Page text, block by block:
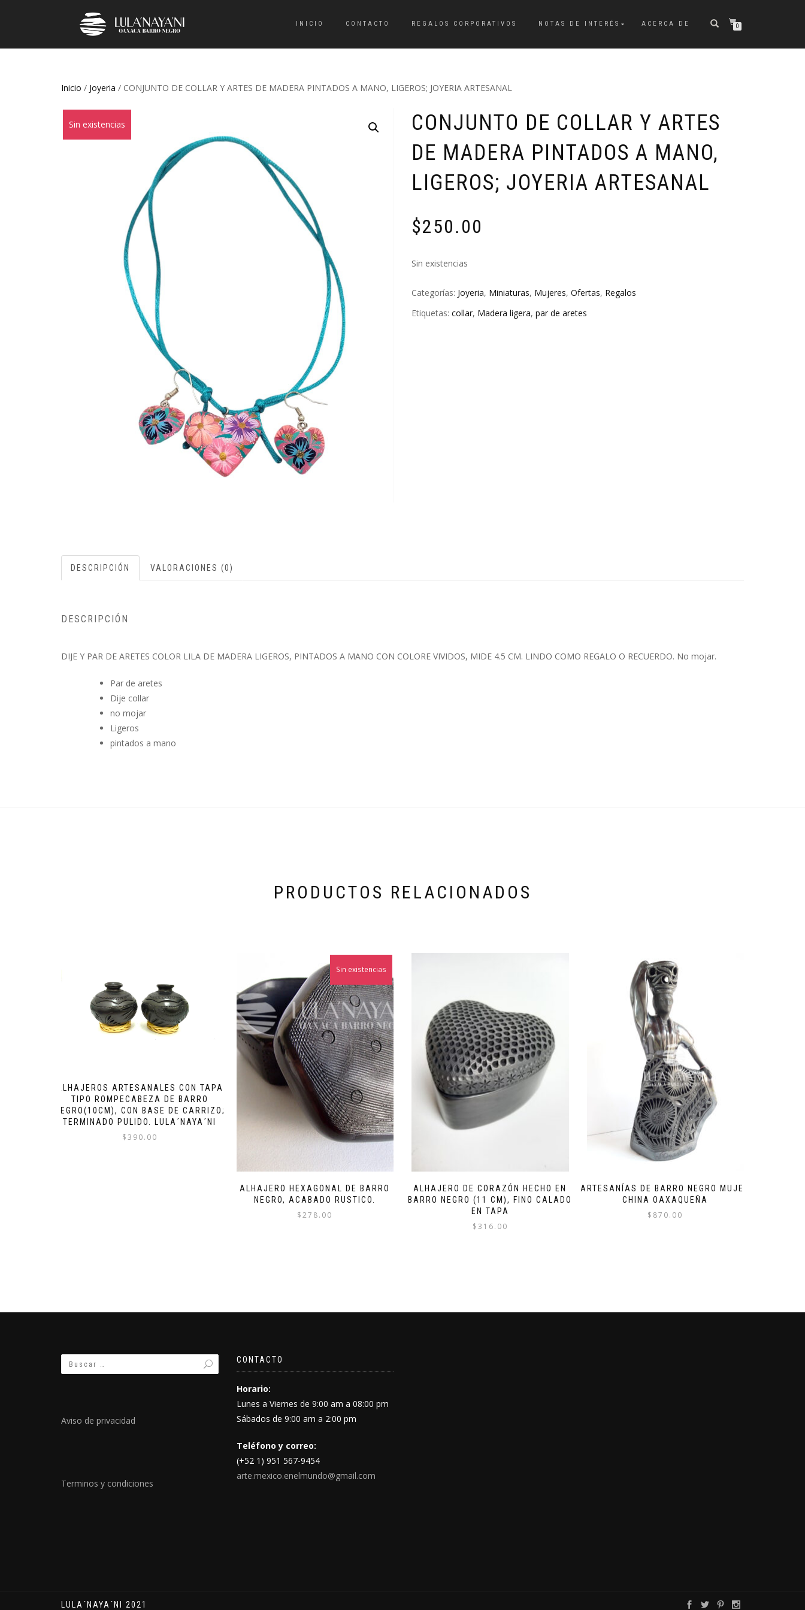
INICIO CONTACTO REGALOS CORPORATIVOS NOTAS DE INTERÉS ACERCA DE 0
Inicio / Joyeria / CONJUNTO DE COLLAR Y ARTES DE MADERA PINTADOS A MANO, LIGEROS; JOYERIA ARTESANAL
Sin existencias
CONJUNTO DE COLLAR Y ARTES
DE MADERA PINTADOS A MANO,
LIGEROS; JOYERIA ARTESANAL
$250.00
Sin existencias
Categorías: Joyeria, Miniaturas, Mujeres, Ofertas, Regalos
Etiquetas: collar, Madera ligera, par de aretes
DESCRIPCIÓN VALORACIONES (0)
DESCRIPCIÓN
DIJE Y PAR DE ARETES COLOR LILA DE MADERA LIGEROS, PINTADOS A MANO CON COLORE VIVIDOS, MIDE 4.5 CM. LINDO COMO REGALO O RECUERDO. No mojar.
Par de aretes
Dije collar
no mojar
Ligeros
pintados a mano
PRODUCTOS RELACIONADOS
ALHAJEROS ARTESANALES CON TAPA
TIPO ROMPECABEZA DE BARRO
NEGRO(10CM), CON BASE DE CARRIZO;
TERMINADO PULIDO. LULA´NAYA´NI
$390.00
ALHAJERO HEXAGONAL DE BARRO
NEGRO, ACABADO RUSTICO.
$278.00
Sin existencias
ALHAJERO DE CORAZÓN HECHO EN
BARRO NEGRO (11 CM), FINO CALADO
EN TAPA
$316.00
ARTESANÍAS DE BARRO NEGRO MUJER
CHINA OAXAQUEÑA
$ 870.00
Aviso de privacidad
Terminos y condiciones
CONTACTO
Horario:
Lunes a Viernes de 9:00 am a 08:00 pm
Sábados de 9:00 am a 2:00 pm
Teléfono y correo:
(+52 1) 951 567-9454
arte.mexico.enelmundo@gmail.com
LULA´NAYA´NI 2021